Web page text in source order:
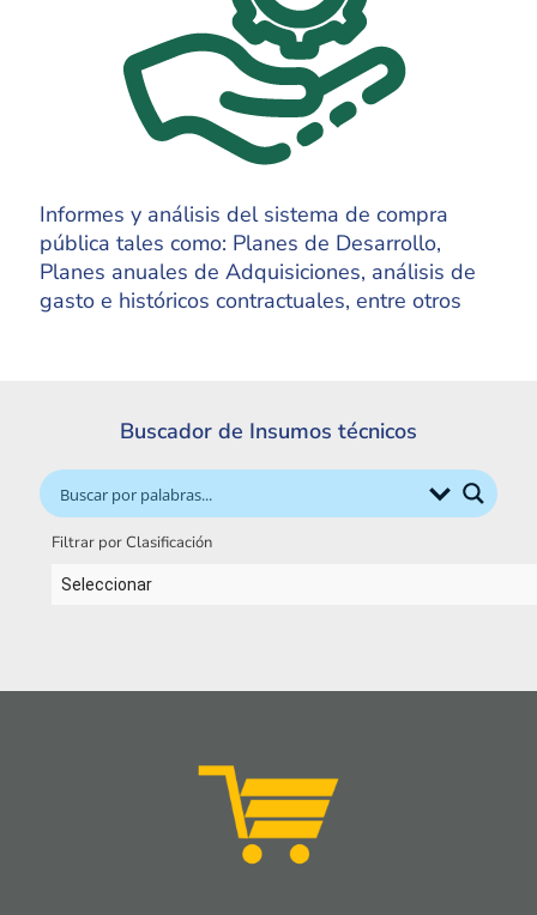
Informes y análisis del sistema de compra
pública tales como: Planes de Desarrollo,
Planes anuales de Adquisiciones, análisis de
gasto e históricos contractuales, entre otros
Buscador de Insumos técnicos
Filtrar por Clasificación
Seleccionar